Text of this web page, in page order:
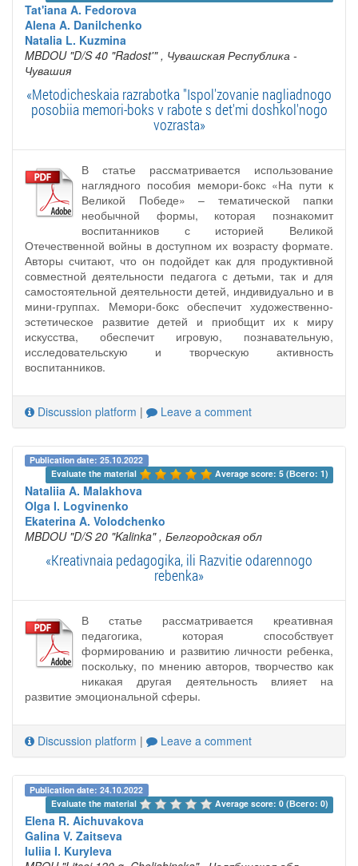
Tat'iana A. Fedorova
Alena A. Danilchenko
Natalia L. Kuzmina
MBDOU "D/S 40 "Radost'" , Чувашская Республика -
Чувашия
«Metodicheskaia razrabotka "Ispol'zovanie nagliadnogo
posobiia memori-boks v rabote s det'mi doshkol'nogo
vozrasta»
В статье рассматривается использование
наглядного пособия мемори-бокс «На пути к
Великой Победе» – тематической папки
необычной формы, которая познакомит
воспитанников с историей Великой
Отечественной войны в доступном их возрасту формате.
Авторы считают, что он подойдет как для продуктивной
совместной деятельности педагога с детьми, так и для
самостоятельной деятельности детей, индивидуально и в
мини-группах. Мемори-бокс обеспечит художественно-
эстетическое развитие детей и приобщит их к миру
искусства, обеспечит игровую, познавательную,
исследовательскую и творческую активность
воспитанников.
Discussion platform | Leave a comment
Publication date: 25.10.2022
Evaluate the material
Average score: 5 (Всего: 1)
Nataliia A. Malakhova
Olga I. Logvinenko
Ekaterina A. Volodchenko
MBDOU "D/S 20 "Kalinka" , Белгородская обл
«Kreativnaia pedagogika, ili Razvitie odarennogo
rebenka»
В статье рассматривается креативная
педагогика, которая способствует
формированию и развитию личности ребенка,
поскольку, по мнению авторов, творчество как
никакая другая деятельность влияет на
развитие эмоциональной сферы.
Discussion platform | Leave a comment
Publication date: 24.10.2022
Evaluate the material
Average score: 0 (Всего: 0)
Elena R. Aichuvakova
Galina V. Zaitseva
Iuliia I. Kuryleva